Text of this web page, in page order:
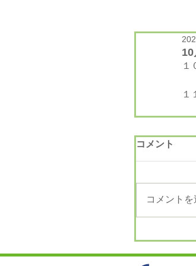
１
１
コメント
コメント